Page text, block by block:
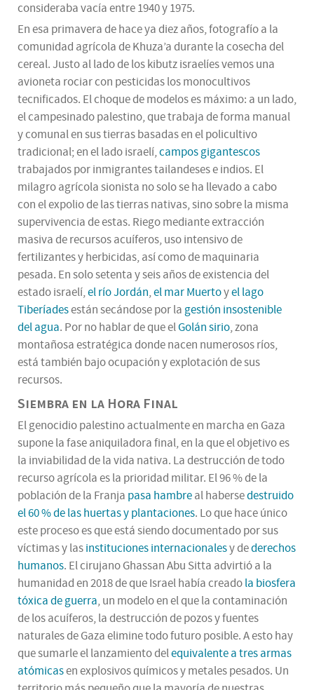
consideraba vacía entre 1940 y 1975.
En esa primavera de hace ya diez años, fotografío a la
comunidad agrícola de Khuza’a durante la cosecha del
cereal. Justo al lado de los kibutz israelíes vemos una
avioneta rociar con pesticidas los monocultivos
tecnificados. El choque de modelos es máximo: a un lado,
el campesinado palestino, que trabaja de forma manual
y comunal en sus tierras basadas en el policultivo
tradicional; en el lado israelí,campos gigantescos
trabajados por inmigrantes tailandeses e indios. El
milagro agrícola sionista no solo se ha llevado a cabo
con el expolio de las tierras nativas, sino sobre la misma
supervivencia de estas. Riego mediante extracción
masiva de recursos acuíferos, uso intensivo de
fertilizantes y herbicidas, así como de maquinaria
pesada. En solo setenta y seis años de existencia del
estado israelí,el río Jordán,el mar Muertoyel lago
Tiberíadesestán secándose por la gestión insostenible
del agua. Por no hablar de que elGolán sirio, zona
montañosa estratégica donde nacen numerosos ríos,
está también bajo ocupación y explotación de sus
recursos.
Siembra en la Hora Final
El genocidio palestino actualmente en marcha en Gaza
supone la fase aniquiladora final, en la que el objetivo es
la inviabilidad de la vida nativa. La destrucción de todo
recurso agrícola es la prioridad militar. El 96 % de la
población de la Franja pasa hambreal habersedestruido
el 60 % de las huertas y plantaciones. Lo que hace único
este proceso es que está siendo documentado por sus
víctimas y lasinstituciones internacionalesy dederechos
humanos. El cirujano Ghassan Abu Sitta advirtió a la
humanidad en 2018 de que Israel había creadola biosfera
tóxica de guerra, un modelo en el que la contaminación
de los acuíferos, la destrucción de pozos y fuentes
naturales de Gaza elimine todo futuro posible. A esto hay
que sumarle el lanzamiento delequivalente a tres armas
atómicasen explosivos químicos y metales pesados. Un